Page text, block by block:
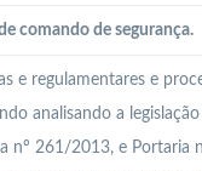
comando de segurança.
e regulamentares e
analisando a
nº 261/2013, e Portaria